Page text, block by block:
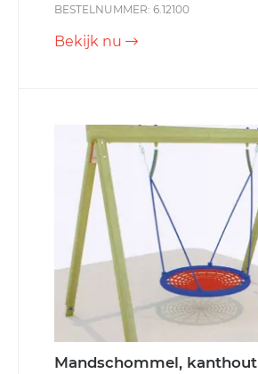
BESTELNUMMER: 6.12100
Bekijk nu
Mandschommel, kanthout